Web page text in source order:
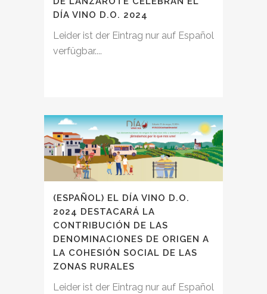
DÍA VINO D.O. 2024
Leider ist der Eintrag nur auf Español
verfügbar....
(ESPAÑOL) EL DÍA VINO D.O.
2024 DESTACARÁ LA
CONTRIBUCIÓN DE LAS
DENOMINACIONES DE ORIGEN A
LA COHESIÓN SOCIAL DE LAS
ZONAS RURALES
Leider ist der Eintrag nur auf Español